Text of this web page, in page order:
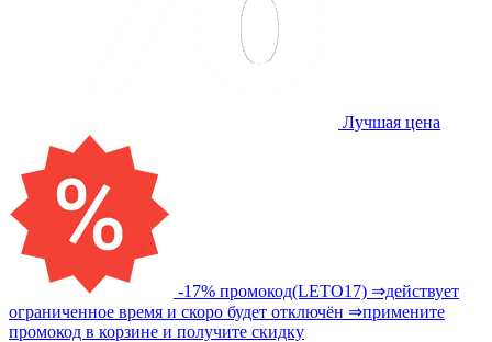
Лучшая цена
-17% промокод(LETO17) ⇒действует
ограниченное время и скоро будет отключён ⇒примените
промокод в корзине и получите скидку